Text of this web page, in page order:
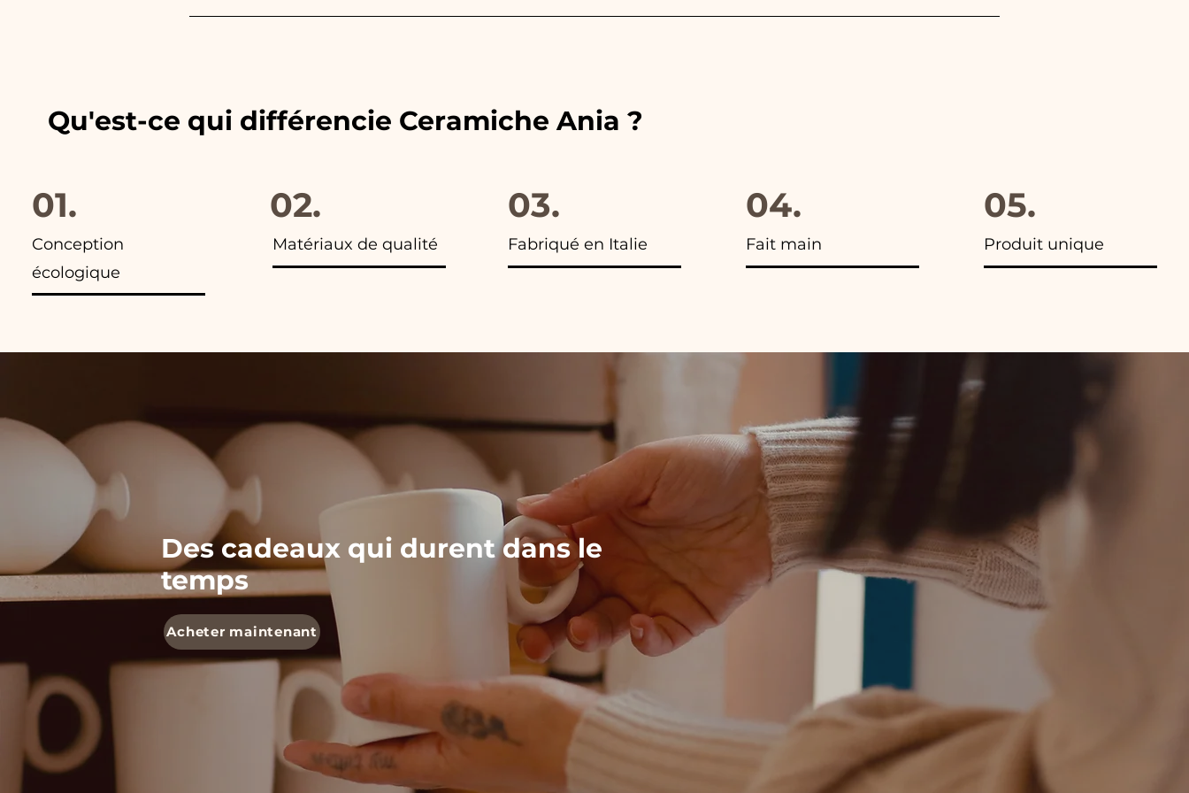
Nous adaptons toujours les couleurs des rubans aux couleurs du cadeau de mariage choisi. De plus, dans toutes
Qu'est-ce qui différencie Ceramiche Ania ?
01.
Conception
écologique
02.
Matériaux de qualité
03.
Fabriqué en Italie
04.
Fait main
05.
Produit unique
Des cadeaux qui durent dans le
temps
Acheter maintenant